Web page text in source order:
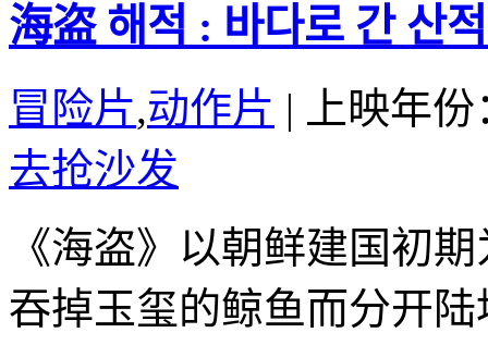
海盗 해적 : 바다로 간 산
冒险片,动作片 |
上映年
去抢沙发
《海盗》以朝鲜建国初
吞掉玉玺的鲸鱼而分开